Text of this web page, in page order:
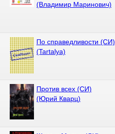
(Владимир Маринович)
По справедливости (СИ)
(Tartalya)
Против всех (СИ)
(Юрий Кварц)